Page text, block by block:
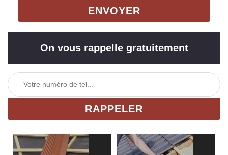
On vous rappelle gratuitement